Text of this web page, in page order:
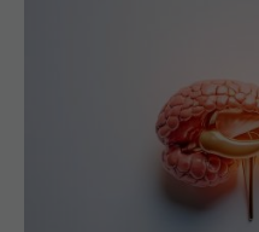
Tratamentul care
cancer pancreatic